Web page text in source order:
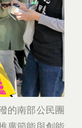
的南部公民團